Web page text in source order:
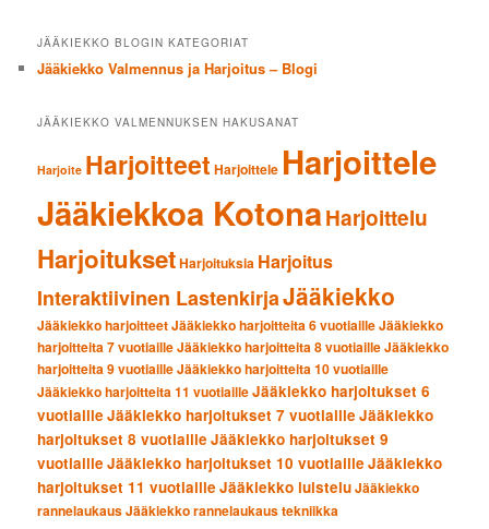
JÄÄKIEKKO BLOGIN KATEGORIAT
Jääkiekko Valmennus ja Harjoitus – Blogi
JÄÄKIEKKO VALMENNUKSEN HAKUSANAT
Harjoite Harjoitteet Harjoittele Harjoittele
Jääkiekkoa KotonaHarjoittelu
HarjoituksetHarjoituksia Harjoitus
Interaktiivinen LastenkirjaJääkiekko
Jääkiekko harjoitteetJääkiekko harjoitteita 6 vuotiailleJääkiekko
harjoitteita 7 vuotiailleJääkiekko harjoitteita 8 vuotiailleJääkiekko
harjoitteita 9 vuotiailleJääkiekko harjoitteita 10 vuotiaille
Jääkiekko harjoitteita 11 vuotiailleJääkiekko harjoitukset 6
vuotiaille Jääkiekko harjoitukset 7 vuotiaille Jääkiekko
harjoitukset 8 vuotiaille Jääkiekko harjoitukset 9
vuotiaille Jääkiekko harjoitukset 10 vuotiaille Jääkiekko
harjoitukset 11 vuotiaille Jääkiekko luisteluJääkiekko
rannelaukausJääkiekko rannelaukaus tekniikka